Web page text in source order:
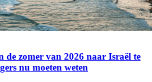
de zomer van 2026 naar Israël te
nu moeten weten